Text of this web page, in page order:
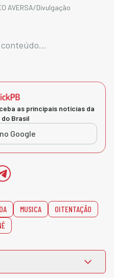
AVERSA/Divulgação
as principais notícias da
Brasil
Google
MUSICA
OITENTAÇÃO